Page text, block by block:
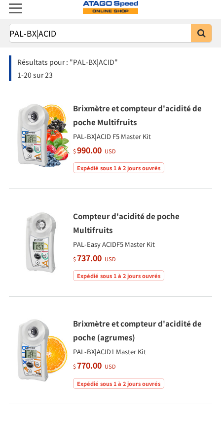
Résultats pour : "PAL-BX|ACID"
1-20 sur23
Brixmètre et compteur d'acidité de
poche Multifruits
PAL-BX|ACID F5 Master Kit
$990.00 USD
Expédié sous 1 à 2 jours ouvrés
Compteur d'acidité de poche
Multifruits
PAL-Easy ACIDF5 Master Kit
$737.00 USD
Expédié sous 1 à 2 jours ouvrés
Brixmètre et compteur d'acidité de
poche (agrumes)
PAL-BX|ACID1 Master Kit
$770.00 USD
Expédié sous 1 à 2 jours ouvrés